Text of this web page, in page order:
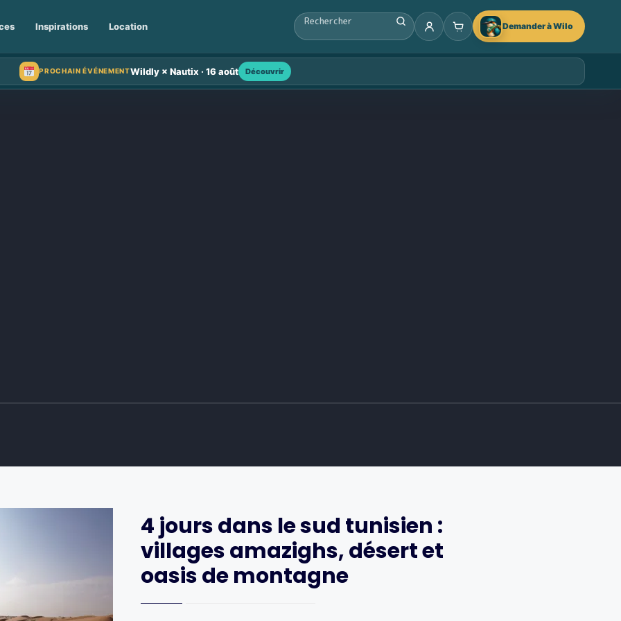
Inspirations Location Demander à Wilo
PROCHAIN ÉVÉNEMENTWildly × Nautix · 16 août Découvrir
4 jours dans le sud tunisien :
villages amazighs, désert et
oasis de montagne